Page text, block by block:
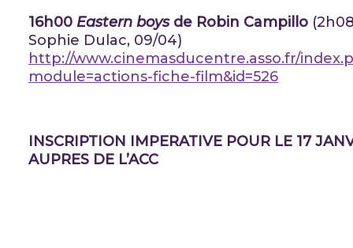
16h00 Eastern boysde Robin Campillo
Sophie Dulac, 09/04)
http://www.cinemasducentre.asso.fr/
module=actions-fiche-film&id=526
INSCRIPTION IMPERATIVE POUR LE 17
AUPRES DE L’ACC